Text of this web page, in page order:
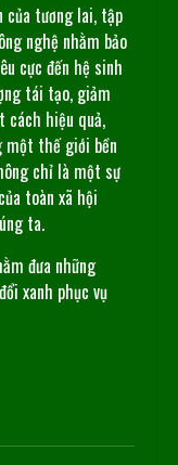
của tương lai, tập
nghệ nhằm bảo
cực đến hệ sinh
tái tạo, giảm
cách hiệu quả,
một thế giới bền
chỉ là một sự
toàn xã hội
ta.
đưa những
xanh phục vụ